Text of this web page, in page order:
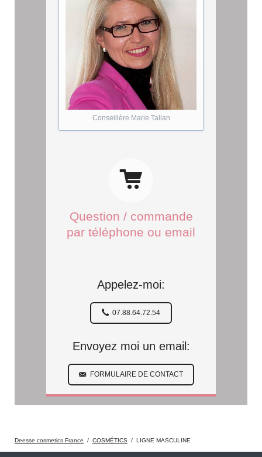
Conseillère Marie Talian
Question / commande
par téléphone ou email
Appelez-moi:
07.88.64.72.54
Envoyez moi un email:
FORMULAIRE DE CONTACT
Deesse cosmetics France COSMÉTICS LIGNE MASCULINE